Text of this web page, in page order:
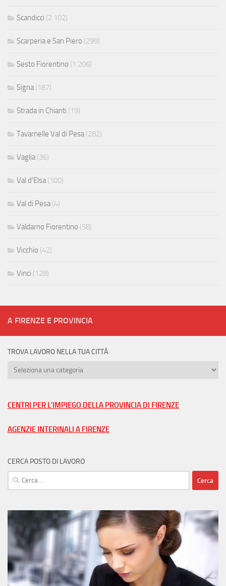
Scandicci (2.102)
Scarperia e San Piero (299)
Sesto Fiorentino (1.206)
Signa(187)
Strada in Chianti (19)
Tavarnelle Val di Pesa(282)
Vaglia(36)
Val d'Elsa(100)
Val di Pesa(4)
Valdarno Fiorentino (58)
Vicchio (42)
Vinci (128)
A FIRENZE E PROVINCIA
TROVA LAVORO NELLA TUA CITTÀ
Trova
tua
CENTRI PER L'IMPIEGO DELLA PROVINCIA DI FIRENZE
AGENZIE INTERINALI A FIRENZE
CERCA POSTO DI LAVORO
Ricerca
per: